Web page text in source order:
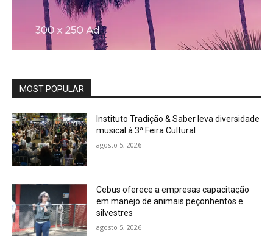
MOST POPULAR
Instituto Tradição & Saber leva diversidade
musical à 3ª Feira Cultural
agosto 5, 2026
Cebus oferece a empresas capacitação
em manejo de animais peçonhentos e
silvestres
agosto 5, 2026